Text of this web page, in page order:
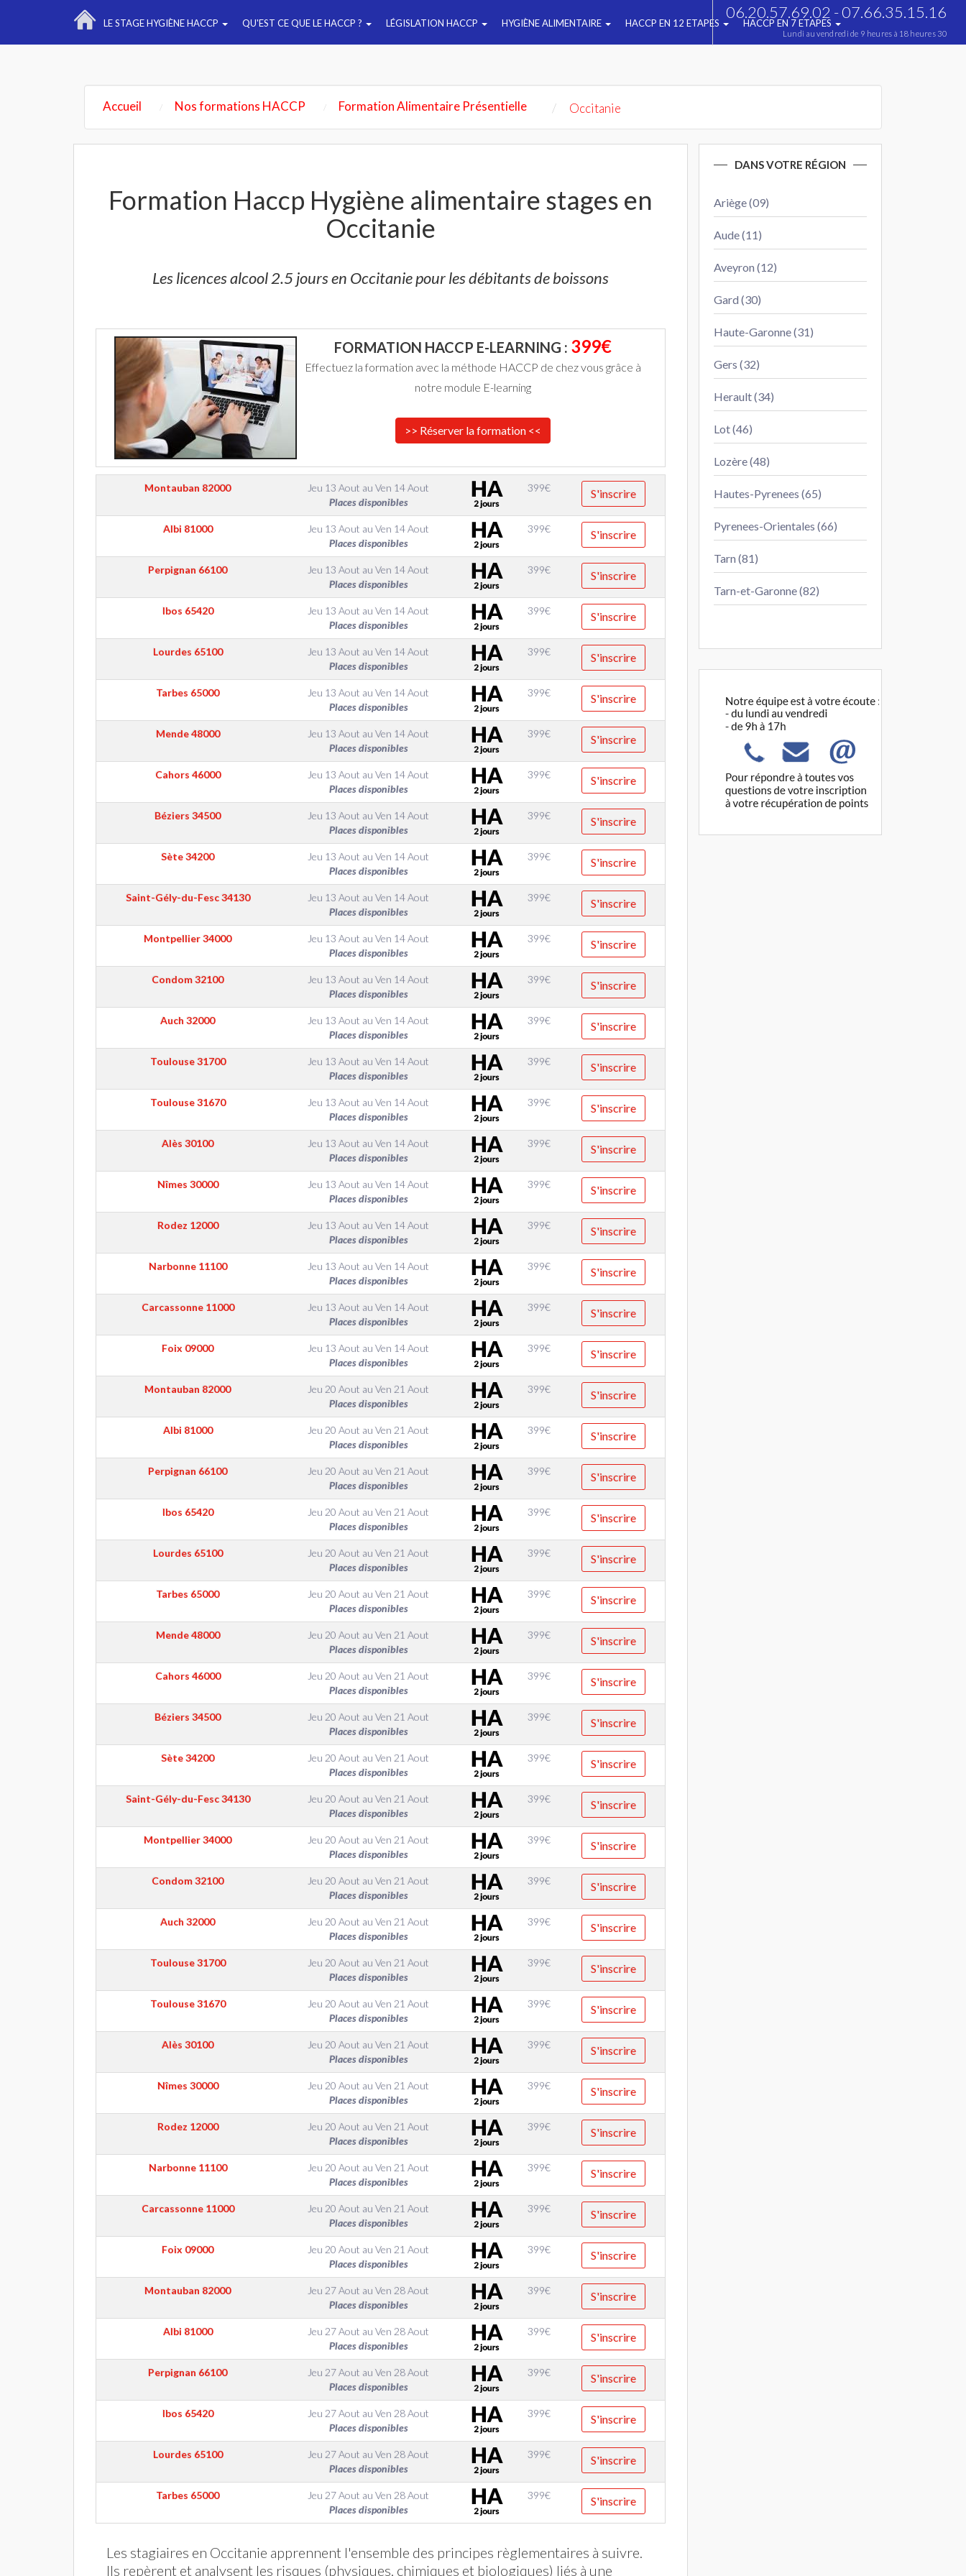
LE STAGE HYGIÈNE HACCP QU'EST CE QUE LE HACCP ? LÉGISLATION HACCP HYGIÈNE ALIMENTAIRE HACCP EN 12 ETAPES HACCP EN 7 ETAPES
06.20.57.69.02 - 07.66.35.15.16
Lundi au vendredi de 9 heures à 18 heures 30
Accueil Nos formations HACCP Formation Alimentaire Présentielle Occitanie
Formation Haccp Hygiène alimentaire stages en
Occitanie
Les licences alcool 2.5 jours en Occitanie pour les débitants de boissons
FORMATION HACCP E-LEARNING : 399€
Effectuez la formation avec la méthode HACCP de chez vous grâce à
notre module E-learning
>> Réserver la formation <<
Montauban 82000 Jeu 13 Aout au Ven 14 Aout
Places disponibles
399€ S'inscrire
Albi 81000 Jeu 13 Aout au Ven 14 Aout
Places disponibles
399€ S'inscrire
Perpignan 66100 Jeu 13 Aout au Ven 14 Aout
Places disponibles
399€ S'inscrire
Ibos 65420 Jeu 13 Aout au Ven 14 Aout
Places disponibles
399€ S'inscrire
Lourdes 65100 Jeu 13 Aout au Ven 14 Aout
Places disponibles
399€ S'inscrire
Tarbes 65000 Jeu 13 Aout au Ven 14 Aout
Places disponibles
399€ S'inscrire
Mende48000 Jeu 13 Aout au Ven 14 Aout
Places disponibles
399€ S'inscrire
Cahors 46000 Jeu 13 Aout au Ven 14 Aout
Places disponibles
399€ S'inscrire
Béziers 34500 Jeu 13 Aout au Ven 14 Aout
Places disponibles
399€ S'inscrire
Sète34200 Jeu 13 Aout au Ven 14 Aout
Places disponibles
399€ S'inscrire
Saint-Gély-du-Fesc34130 Jeu 13 Aout au Ven 14 Aout
Places disponibles
399€ S'inscrire
Montpellier34000 Jeu 13 Aout au Ven 14 Aout
Places disponibles
399€ S'inscrire
Condom32100 Jeu 13 Aout au Ven 14 Aout
Places disponibles
399€ S'inscrire
Auch 32000 Jeu 13 Aout au Ven 14 Aout
Places disponibles
399€ S'inscrire
Toulouse31700 Jeu 13 Aout au Ven 14 Aout
Places disponibles
399€ S'inscrire
Toulouse31670 Jeu 13 Aout au Ven 14 Aout
Places disponibles
399€ S'inscrire
Alès 30100 Jeu 13 Aout au Ven 14 Aout
Places disponibles
399€ S'inscrire
Nîmes 30000 Jeu 13 Aout au Ven 14 Aout
Places disponibles
399€ S'inscrire
Rodez 12000 Jeu 13 Aout au Ven 14 Aout
Places disponibles
399€ S'inscrire
Narbonne 11100 Jeu 13 Aout au Ven 14 Aout
Places disponibles
399€ S'inscrire
Carcassonne 11000 Jeu 13 Aout au Ven 14 Aout
Places disponibles
399€ S'inscrire
Foix 09000 Jeu 13 Aout au Ven 14 Aout
Places disponibles
399€ S'inscrire
Montauban 82000 Jeu 20 Aout au Ven 21 Aout
Places disponibles
399€ S'inscrire
Albi 81000 Jeu 20 Aout au Ven 21 Aout
Places disponibles
399€ S'inscrire
Perpignan 66100 Jeu 20 Aout au Ven 21 Aout
Places disponibles
399€ S'inscrire
Ibos 65420 Jeu 20 Aout au Ven 21 Aout
Places disponibles
399€ S'inscrire
Lourdes 65100 Jeu 20 Aout au Ven 21 Aout
Places disponibles
399€ S'inscrire
Tarbes 65000 Jeu 20 Aout au Ven 21 Aout
Places disponibles
399€ S'inscrire
Mende48000 Jeu 20 Aout au Ven 21 Aout
Places disponibles
399€ S'inscrire
Cahors 46000 Jeu 20 Aout au Ven 21 Aout
Places disponibles
399€ S'inscrire
Béziers 34500 Jeu 20 Aout au Ven 21 Aout
Places disponibles
399€ S'inscrire
Sète34200 Jeu 20 Aout au Ven 21 Aout
Places disponibles
399€ S'inscrire
Saint-Gély-du-Fesc34130 Jeu 20 Aout au Ven 21 Aout
Places disponibles
399€ S'inscrire
Montpellier34000 Jeu 20 Aout au Ven 21 Aout
Places disponibles
399€ S'inscrire
Condom32100 Jeu 20 Aout au Ven 21 Aout
Places disponibles
399€ S'inscrire
Auch 32000 Jeu 20 Aout au Ven 21 Aout
Places disponibles
399€ S'inscrire
Toulouse31700 Jeu 20 Aout au Ven 21 Aout
Places disponibles
399€ S'inscrire
Toulouse31670 Jeu 20 Aout au Ven 21 Aout
Places disponibles
399€ S'inscrire
Alès 30100 Jeu 20 Aout au Ven 21 Aout
Places disponibles
399€ S'inscrire
Nîmes 30000 Jeu 20 Aout au Ven 21 Aout
Places disponibles
399€ S'inscrire
Rodez 12000 Jeu 20 Aout au Ven 21 Aout
Places disponibles
399€ S'inscrire
Narbonne 11100 Jeu 20 Aout au Ven 21 Aout
Places disponibles
399€ S'inscrire
Carcassonne 11000 Jeu 20 Aout au Ven 21 Aout
Places disponibles
399€ S'inscrire
Foix 09000 Jeu 20 Aout au Ven 21 Aout
Places disponibles
399€ S'inscrire
Montauban 82000 Jeu 27 Aout au Ven 28 Aout
Places disponibles
399€ S'inscrire
Albi 81000 Jeu 27 Aout au Ven 28 Aout
Places disponibles
399€ S'inscrire
Perpignan 66100 Jeu 27 Aout au Ven 28 Aout
Places disponibles
399€ S'inscrire
Ibos 65420 Jeu 27 Aout au Ven 28 Aout
Places disponibles
399€ S'inscrire
Lourdes 65100 Jeu 27 Aout au Ven 28 Aout
Places disponibles
399€ S'inscrire
Tarbes 65000 Jeu 27 Aout au Ven 28 Aout
Places disponibles
399€ S'inscrire
Les stagiaires en Occitanie apprennent l'ensemble des principes règlementaires à suivre.
Ils repèrent et analysent les risques (physiques, chimiques et biologiques) liés à une
DANS VOTRE RÉGION
Ariège (09)
Aude (11)
Aveyron (12)
Gard (30)
Haute-Garonne (31)
Gers (32)
Herault (34)
Lot (46)
Lozère (48)
Hautes-Pyrenees (65)
Pyrenees-Orientales (66)
Tarn (81)
Tarn-et-Garonne (82)